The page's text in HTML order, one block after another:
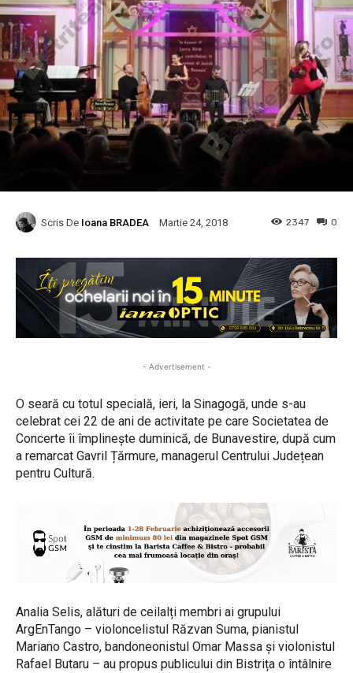
Scris De Ioana BRADEA Martie 24, 2018 0
2347
- Advertisement -
O seară cu totul specială, ieri, la Sinagogă, unde s-au
celebrat cei 22 de ani de activitate pe care Societatea de
Concerte îi împlinește duminică, de Bunavestire, după cum
a remarcat Gavril Țărmure, managerul Centrului Județean
pentru Cultură.
Analia Selis, alături de ceilalți membri ai grupului
ArgEnTango – violoncelistul Răzvan Suma, pianistul
Mariano Castro, bandoneonistul Omar Massa și violonistul
Rafael Butaru – au propus publicului din Bistrița o întâlnire